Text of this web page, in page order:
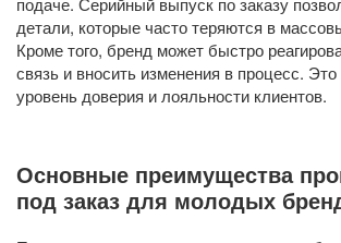
детали, которые часто теряются в
Кроме того, бренд может быстро
связь и вносить изменения в процесс.
уровень доверия и лояльности клиентов.
Основные преимущества
под заказ для молодых